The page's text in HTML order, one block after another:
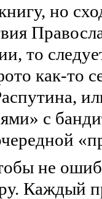
но
то
как-то
с
не
Каждый